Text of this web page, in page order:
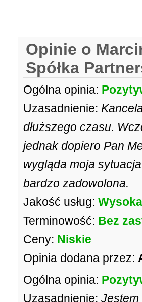
Opinie o
Spółka
Ogólna opinia:
Uzasadnienie:
dłuższego czasu.
jednak dopiero Pan
wygląda moja
bardzo zadowolona.
Jakość usług: Wysoka
Terminowość: Bez
Ceny: Niskie
Opinia dodana przez:
Ogólna opinia:
Uzasadnienie: Jestem